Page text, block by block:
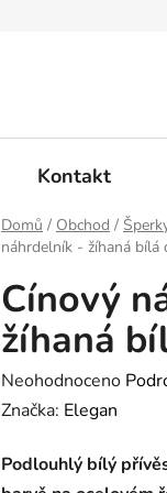
Podmínky
Kontakt
Domů / Obchod /
náhrdelník - žíhaná bílá
Cínový
žíhaná
Průměrné
hodnocení
je
Neohodnoceno
Značka: Elegan
Podlouhlý bílý